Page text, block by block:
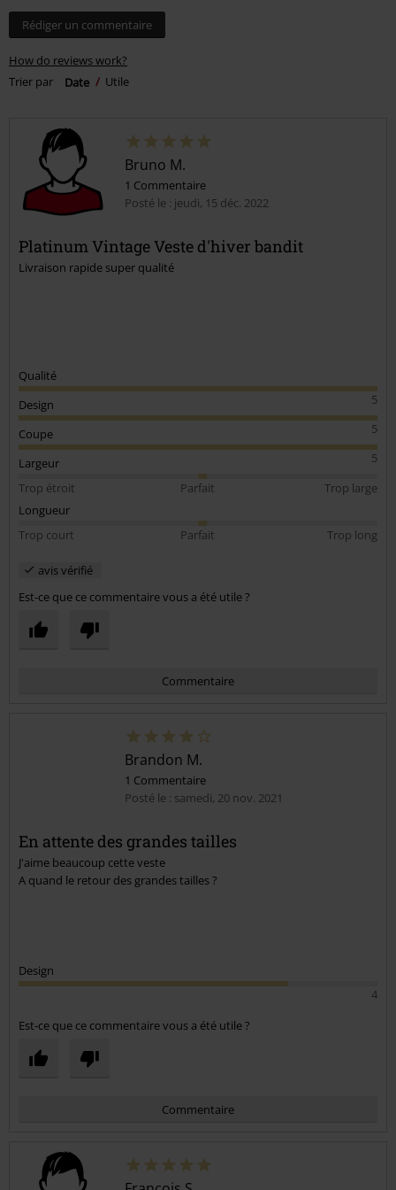
Rédiger un commentaire
How do reviews work?
Trier par
Date Utile
Bruno M.
1 Commentaire
Posté le : jeudi, 15 déc. 2022
Platinum Vintage Veste d'hiver bandit
Livraison rapide super qualité
Qualité
5
Design
5
Coupe
5
Largeur
Trop étroit
Parfait
Trop large
Longueur
Trop court
Parfait Trop long
avis vérifié
Est-ce que ce commentaire vous a été utile ?
Commentaire
Envoyer le commentaire
Brandon M.
1 Commentaire
Posté le : samedi, 20 nov. 2021
En attente des grandes tailles
J'aime beaucoup cette veste
A quand le retour des grandes tailles ?
Design
4
Est-ce que ce commentaire vous a été utile ?
Commentaire